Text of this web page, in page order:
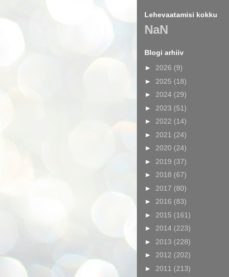
Lehevaatamisi kokku
NaN
Blogi arhiiv
► 2026 (9)
► 2025 (18)
► 2024 (29)
► 2023 (51)
► 2022 (14)
► 2021 (24)
► 2020 (24)
► 2019 (37)
► 2018 (67)
► 2017 (80)
► 2016 (83)
► 2015 (161)
► 2014 (223)
► 2013 (228)
► 2012 (202)
► 2011 (213)